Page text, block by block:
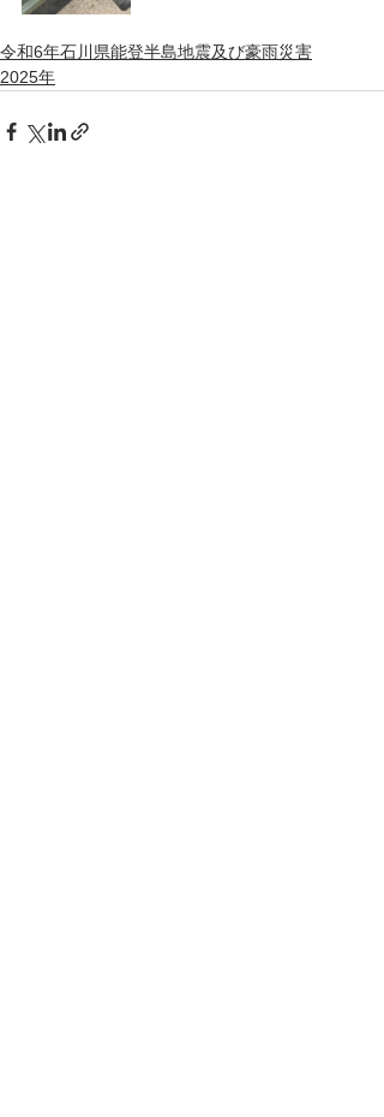
令和6年石川県能登半島地震及び豪雨災害
2025年